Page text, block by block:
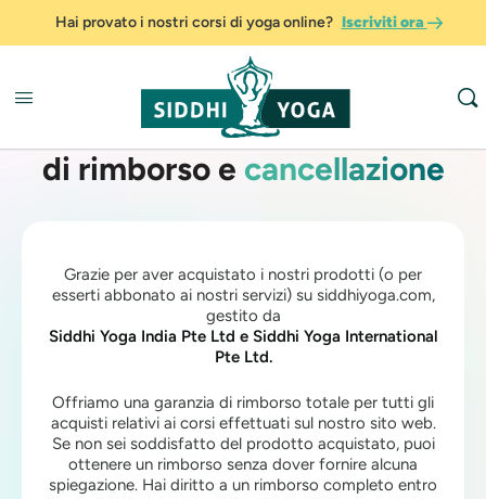
Hai provato i nostri corsi di yoga online? Iscriviti ora
di rimborso e cancellazione
Grazie per aver acquistato i nostri prodotti (o per
esserti abbonato ai nostri servizi) su siddhiyoga.com,
gestito da
Siddhi Yoga India Pte Ltd e Siddhi Yoga International
Pte Ltd.
Offriamo una garanzia di rimborso totale per tutti gli
acquisti relativi ai corsi effettuati sul nostro sito web.
Se non sei soddisfatto del prodotto acquistato, puoi
ottenere un rimborso senza dover fornire alcuna
spiegazione. Hai diritto a un rimborso completo entro